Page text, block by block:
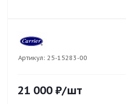
Артикул: 25-15283-00
21 000 ₽/шт